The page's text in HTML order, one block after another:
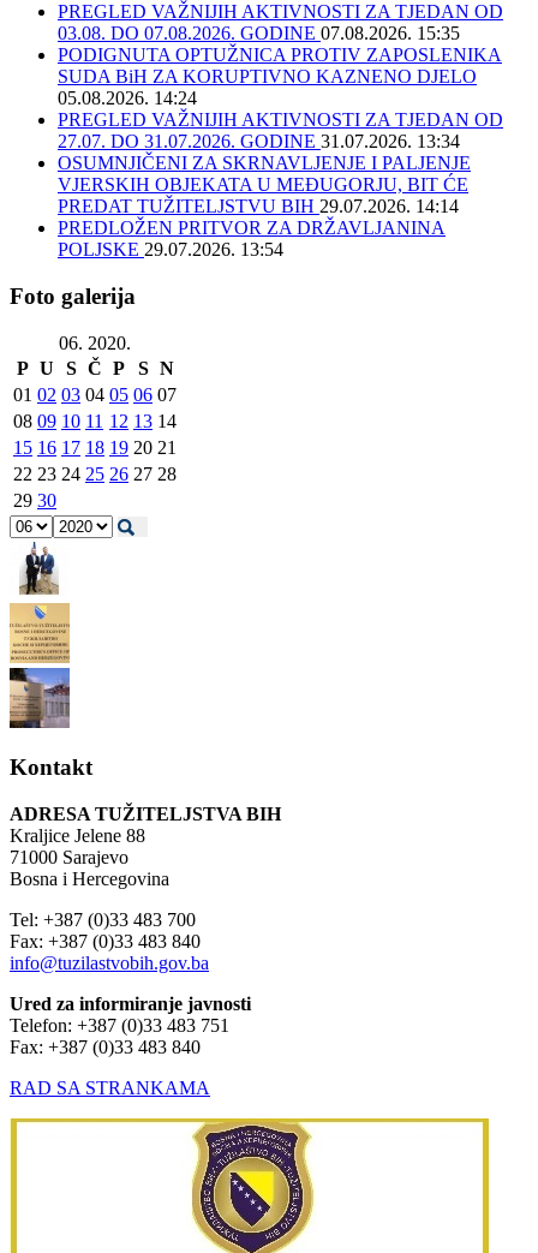
PREGLED VAŽNIJIH AKTIVNOSTI ZA TJEDAN OD
03.08. DO 07.08.2026. GODINE 07.08.2026. 15:35
PODIGNUTA OPTUŽNICA PROTIV ZAPOSLENIKA
SUDA BiH ZA KORUPTIVNO KAZNENO DJELO
05.08.2026. 14:24
PREGLED VAŽNIJIH AKTIVNOSTI ZA TJEDAN OD
27.07. DO 31.07.2026. GODINE 31.07.2026. 13:34
OSUMNJIČENI ZA SKRNAVLJENJE I PALJENJE
VJERSKIH OBJEKATA U MEĐUGORJU, BIT ĆE
PREDAT TUŽITELJSTVU BIH 29.07.2026. 14:14
PREDLOŽEN PRITVOR ZA DRŽAVLJANINA
POLJSKE 29.07.2026. 13:54
Foto galerija
06. 2020.
P U S Č P S N
01 02 03 04 05 06 07
08 09 10 11 12 13 14
15 16 17 18 19 20 21
22 23 24 25 26 27 28
29 30
Kontakt
ADRESA TUŽITELJSTVA BIH
Kraljice Jelene 88
71000 Sarajevo
Bosna i Hercegovina
Tel: +387 (0)33 483 700
Fax: +387 (0)33 483 840
info@tuzilastvobih.gov.ba
Ured za informiranje javnosti
Telefon: +387 (0)33 483 751
Fax: +387 (0)33 483 840
RAD SA STRANKAMA